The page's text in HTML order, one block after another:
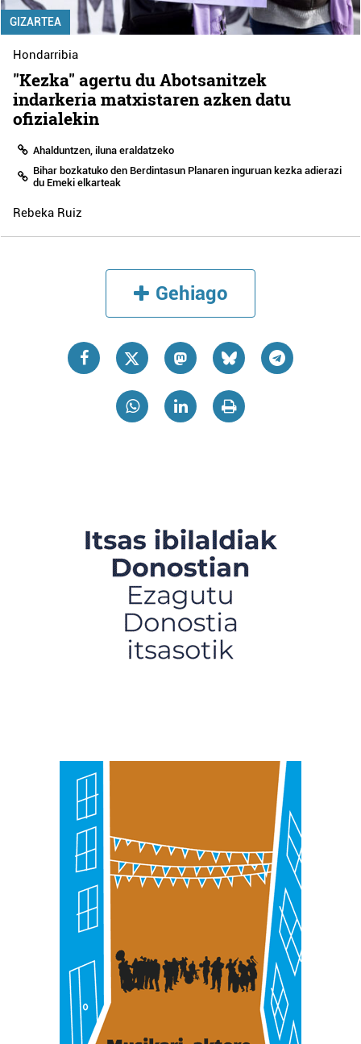
GIZARTEA
Hondarribia
"Kezka" agertu du Abotsanitzek
indarkeria matxistaren azken datu
ofizialekin
Ahalduntzen, iluna eraldatzeko
Bihar bozkatuko den Berdintasun Planaren inguruan kezka adierazi
du Emeki elkarteak
Rebeka Ruiz
Gehiago